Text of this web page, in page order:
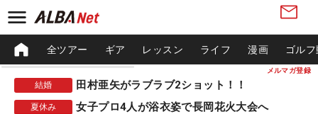
メルマガ登録
全ツアー ギア レッスン ライフ 漫画 ゴル
結婚 田村亜矢がラブラブ2ショット！！
夏休み 女子プロ4人が浴衣姿で長岡花火大会へ